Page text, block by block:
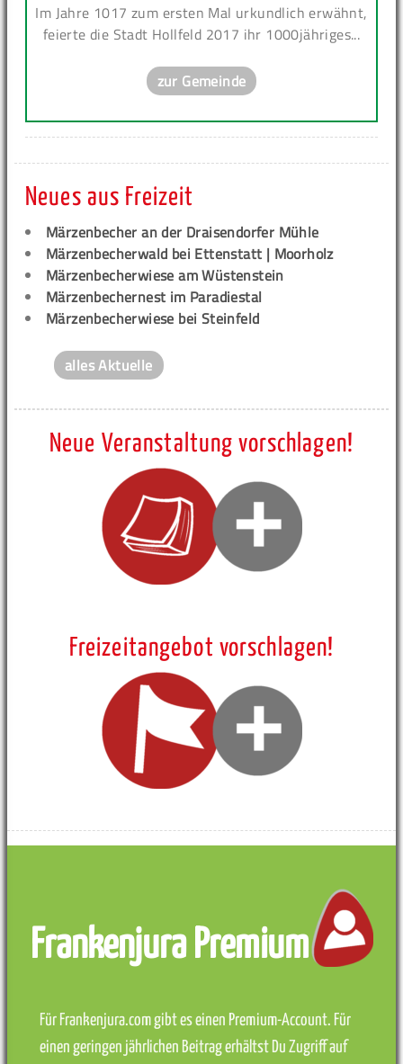
Im Jahre 1017 zum ersten Mal urkundlich erwähnt,
feierte die Stadt Hollfeld 2017 ihr 1000jähriges...
zur Gemeinde
Neues aus Freizeit
Märzenbecher an der Draisendorfer Mühle
Märzenbecherwald bei Ettenstatt | Moorholz
Märzenbecherwiese am Wüstenstein
Märzenbechernest im Paradiestal
Märzenbecherwiese bei Steinfeld
alles Aktuelle
Neue Veranstaltung vorschlagen!
Freizeitangebot vorschlagen!
Frankenjura Premium
Für Frankenjura.com gibt es einen Premium-Account. Für
einen geringen jährlichen Beitrag erhältst Du Zugriff auf